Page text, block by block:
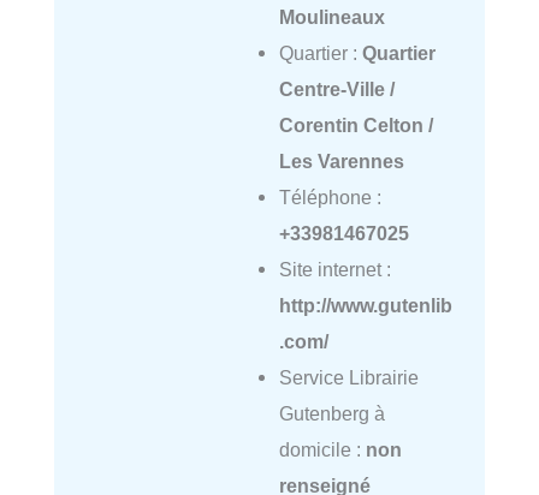
Moulineaux
Quartier : Quartier
Centre-Ville /
Corentin Celton /
Les Varennes
Téléphone :
+33981467025
Site internet :
http://www.gutenlib
.com/
Service Librairie
Gutenberg à
domicile : non
renseigné